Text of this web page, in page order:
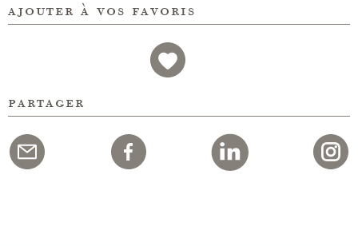
ajouter à vos favoris
partager